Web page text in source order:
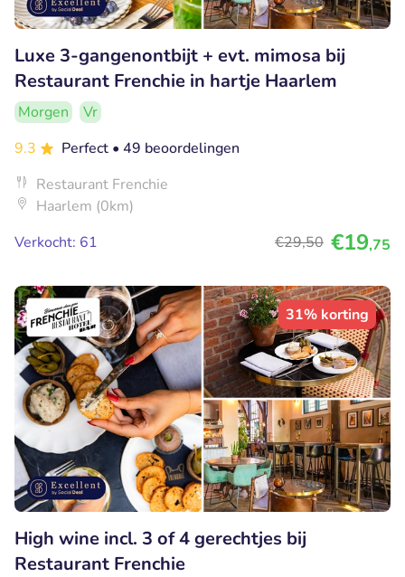
Luxe 3-gangenontbijt + evt. mimosa bij
Restaurant Frenchie in hartje Haarlem
Morgen
Vr
9.3
Perfect • 49 beoordelingen
Restaurant Frenchie
Haarlem (0km)
Verkocht: 61
€29,50 €19,75
31% korting
High wine incl. 3 of 4 gerechtjes bij
Restaurant Frenchie